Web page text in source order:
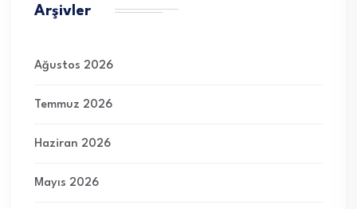
Arşivler
Ağustos 2026
Temmuz 2026
Haziran 2026
Mayıs 2026